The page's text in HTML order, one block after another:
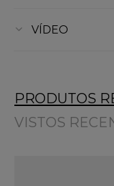
VÍDEO
PRODUTOS
VISTOS